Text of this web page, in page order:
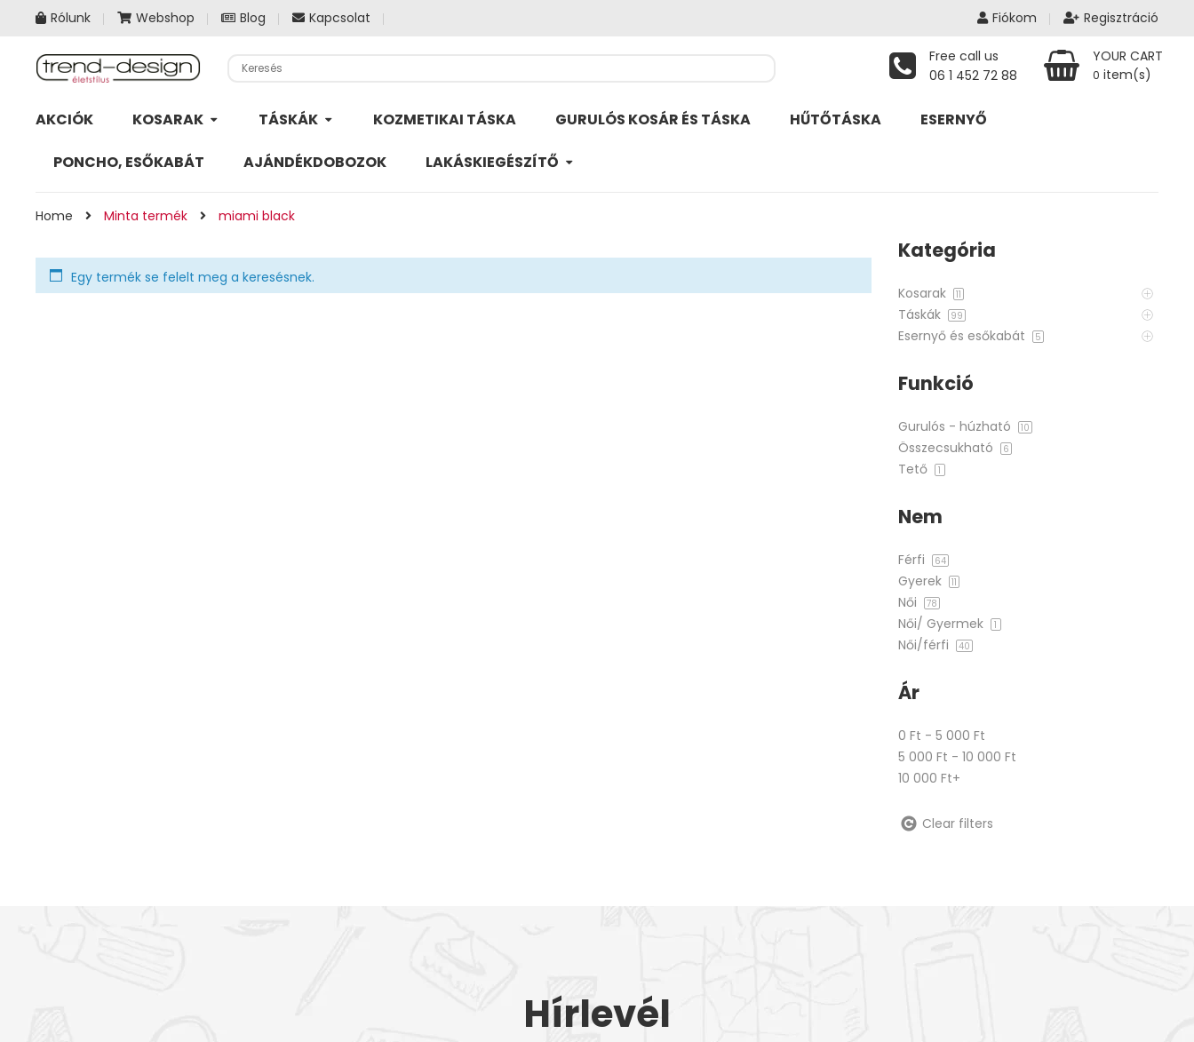
Rólunk Webshop Blog Kapcsolat Fiókom Regisztráció
Free call us
06 1 452 72 88
YOUR CART
0 item(s)
AKCIÓK KOSARAK TÁSKÁK KOZMETIKAI TÁSKA GURULÓS KOSÁR ÉS TÁSKA HŰTŐTÁSKA ESERNYŐ
PONCHO, ESŐKABÁT AJÁNDÉKDOBOZOK LAKÁSKIEGÉSZÍTŐ
Home Minta termék miami black
Egy termék se felelt meg a keresésnek.
Kategória
Kosarak 11
Táskák 99
Esernyő és esőkabát 5
Funkció
Gurulós - húzható 10
Összecsukható 6
Tető 1
Nem
Férfi 64
Gyerek 11
Női 78
Női/ Gyermek 1
Női/férfi 40
Ár
0 Ft - 5 000 Ft
5 000 Ft - 10 000 Ft
10 000 Ft+
Clear filters
Hírlevél